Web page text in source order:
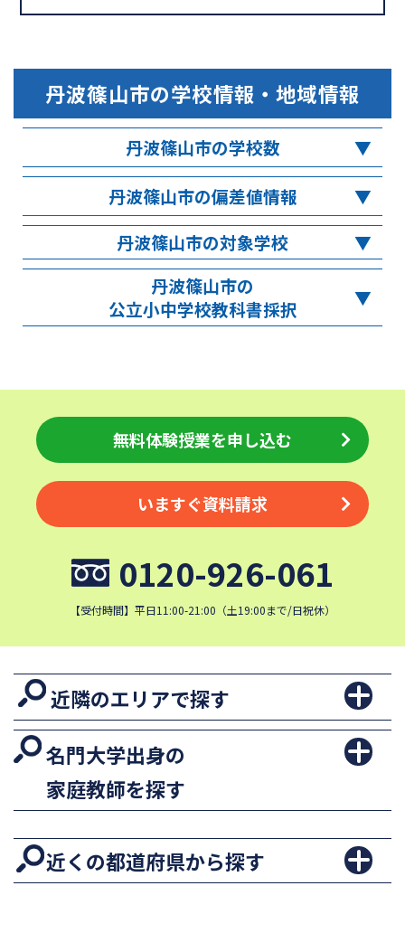
丹波篠山市の学校情報・地域情報
丹波篠山市の学校数
丹波篠山市の偏差値情報
丹波篠山市の対象学校
丹波篠山市の
公立小中学校教科書採択
無料体験授業を申し込む
いますぐ資料請求
0120-926-061
【受付時間】平日11:00-21:00（土19:00まで/日祝休）
近隣のエリアで探す
名門大学出身の
家庭教師を探す
近くの都道府県から探す